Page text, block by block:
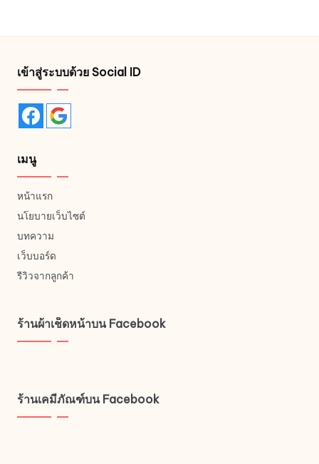
เข้าสู่ระบบด้วย Social ID
เมนู
หน้าแรก
นโยบายเว็บไซต์
บทความ
เว็บบอร์ด
รีวิวจากลูกค้า
ร้านผ้าเช็ดหน้าบน Facebook
ร้านเคมีภัณฑ์บน Facebook